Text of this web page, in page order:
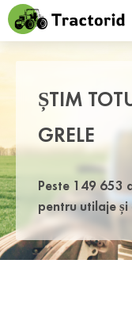
ȘTIM
GRELE
Peste 149 653
pentru utilaje